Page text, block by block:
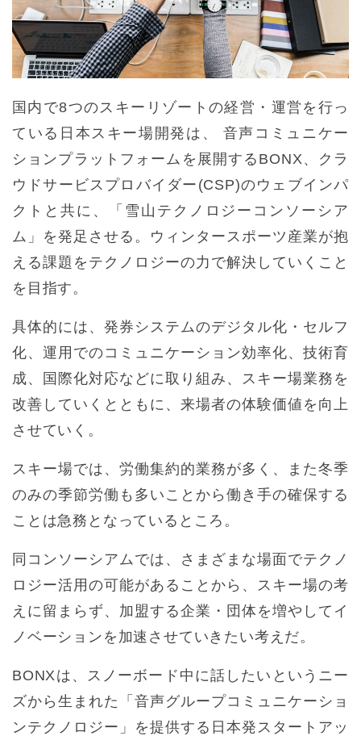
国内で8つのスキーリゾートの経営・運営を行っ
ている日本スキー場開発は、 音声コミュニケー
ションプラットフォームを展開するBONX、クラ
ウドサービスプロバイダー(CSP)のウェブインパ
クトと共に、「雪山テクノロジーコンソーシア
ム」を発足させる。ウィンタースポーツ産業が抱
える課題をテクノロジーの力で解決していくこと
を目指す。
具体的には、発券システムのデジタル化・セルフ
化、運用でのコミュニケーション効率化、技術育
成、国際化対応などに取り組み、スキー場業務を
改善していくとともに、来場者の体験価値を向上
させていく。
スキー場では、労働集約的業務が多く、また冬季
のみの季節労働も多いことから働き手の確保する
ことは急務となっているところ。
同コンソーシアムでは、さまざまな場面でテクノ
ロジー活用の可能があることから、スキー場の考
えに留まらず、加盟する企業・団体を増やしてイ
ノベーションを加速させていきたい考えだ。
BONXは、スノーボード中に話したいというニー
ズから生まれた「音声グループコミュニケーショ
ンテクノロジー」を提供する日本発スタートアッ